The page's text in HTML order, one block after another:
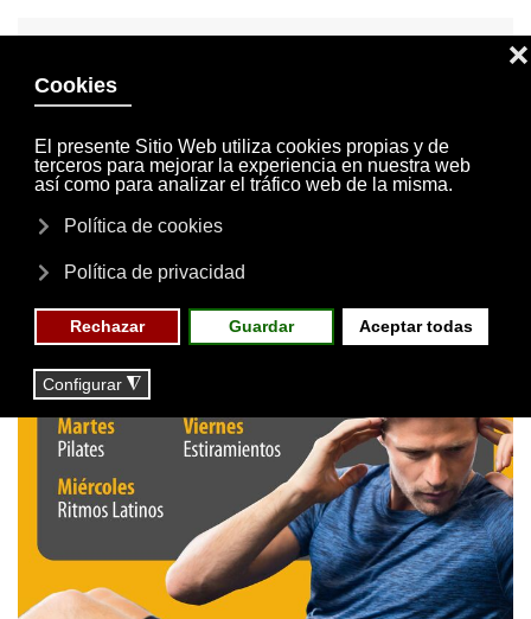
INVITACIONES
MI CUENTA